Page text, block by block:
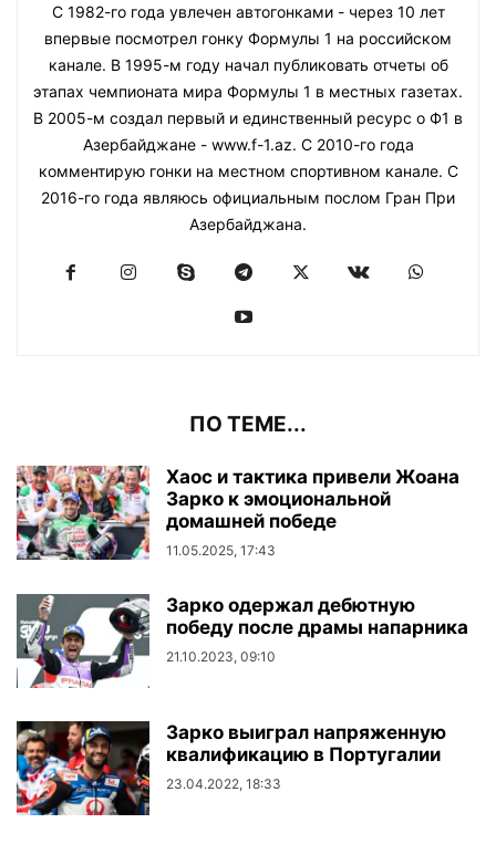
С 1982-го года увлечен автогонками - через 10 лет
впервые посмотрел гонку Формулы 1 на российском
канале. В 1995-м году начал публиковать отчеты об
этапах чемпионата мира Формулы 1 в местных газетах.
В 2005-м создал первый и единственный ресурс о Ф1 в
Азербайджане - www.f-1.az. С 2010-го года
комментирую гонки на местном спортивном канале. С
2016-го года являюсь официальным послом Гран При
Азербайджана.
ПО ТЕМЕ...
Хаос и тактика привели Жоана
Зарко к эмоциональной
домашней победе
11.05.2025, 17:43
Зарко одержал дебютную
победу после драмы напарника
21.10.2023, 09:10
Зарко выиграл напряженную
квалификацию в Португалии
23.04.2022, 18:33